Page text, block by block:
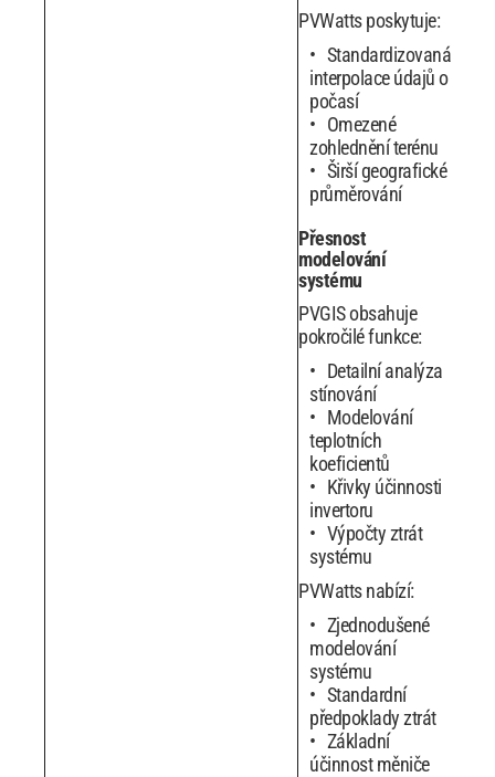
PVWatts poskytuje:
Standardizovaná
interpolace údajů o
počasí
Omezené
zohlednění terénu
Širší geografické
průměrování
Přesnost
modelování
systému
PVGIS obsahuje
pokročilé funkce:
Detailní analýza
stínování
Modelování
teplotních
koeficientů
Křivky účinnosti
invertoru
Výpočty ztrát
systému
PVWatts nabízí:
Zjednodušené
modelování
systému
Standardní
předpoklady ztrát
Základní
účinnost měniče